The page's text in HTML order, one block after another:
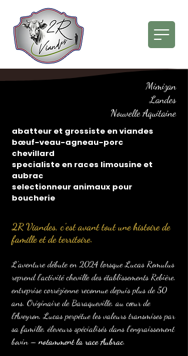
Mimizan
Landes
Nouvelle Aquitaine
abatteur et grossiste en viandes
bœuf-veau-agneau-porc
chevillard
specialiste en races limousine et
aubrac
selectionneur animaux pour
boucherie
2R Viandes, c’est avant tout une histoire de
famille et de territoire.
L’aventure débute en 2024 lorsque Lucas Romulus
reprend l’activité cheville des établissements Rebière,
entreprise corrézienne reconnue depuis plus de 50
ans. Originaire de Baraqueville, au cœur de
l’Aveyron, Lucas perpétue les valeurs transmises par
sa famille, éleveurs spécialisés dans l’engraissement
bovin –notamment la race Aubrac.